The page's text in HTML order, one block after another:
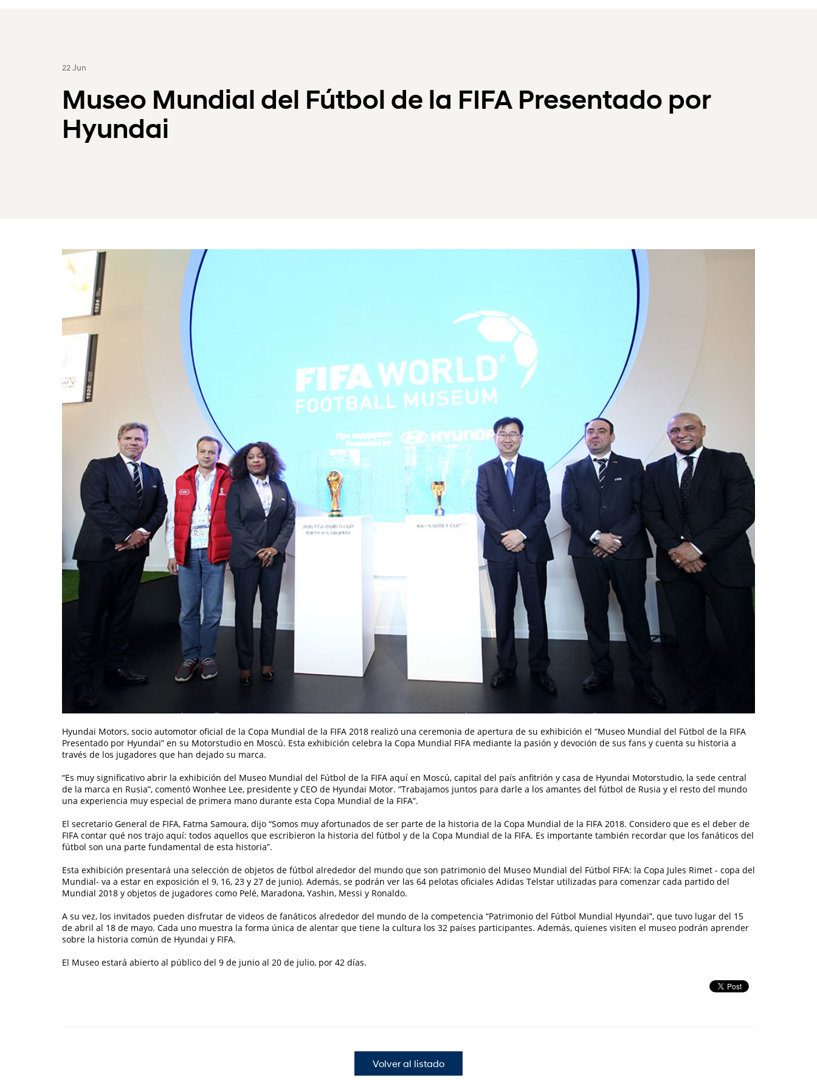
22 Jun
Museo Mundial del Fútbol de la FIFA Presentado por
Hyundai
Hyundai Motors, socio automotor oficial de la Copa Mundial de la FIFA 2018 realizó una ceremonia de apertura de su exhibición el “Museo Mundial del Fútbol de la FIFA
Presentado por Hyundai” en su Motorstudio en Moscú. Esta exhibición celebra la Copa Mundial FIFA mediante la pasión y devoción de sus fans y cuenta su historia a
través de los jugadores que han dejado su marca.
“Es muy significativo abrir la exhibición del Museo Mundial del Fútbol de la FIFA aquí en Moscú, capital del país anfitrión y casa de Hyundai Motorstudio, la sede central
de la marca en Rusia”, comentó Wonhee Lee, presidente y CEO de Hyundai Motor. “Trabajamos juntos para darle a los amantes del fútbol de Rusia y el resto del mundo
una experiencia muy especial de primera mano durante esta Copa Mundial de la FIFA”.
El secretario General de FIFA, Fatma Samoura, dijo “Somos muy afortunados de ser parte de la historia de la Copa Mundial de la FIFA 2018. Considero que es el deber de
FIFA contar qué nos trajo aquí: todos aquellos que escribieron la historia del fútbol y de la Copa Mundial de la FIFA. Es importante también recordar que los fanáticos del
fútbol son una parte fundamental de esta historia”.
Esta exhibición presentará una selección de objetos de fútbol alrededor del mundo que son patrimonio del Museo Mundial del Fútbol FIFA: la Copa Jules Rimet - copa del
Mundial- va a estar en exposición el 9, 16, 23 y 27 de junio). Además, se podrán ver las 64 pelotas oficiales Adidas Telstar utilizadas para comenzar cada partido del
Mundial 2018 y objetos de jugadores como Pelé, Maradona, Yashin, Messi y Ronaldo.
A su vez, los invitados pueden disfrutar de videos de fanáticos alrededor del mundo de la competencia “Patrimonio del Fútbol Mundial Hyundai”, que tuvo lugar del 15
de abril al 18 de mayo. Cada uno muestra la forma única de alentar que tiene la cultura los 32 países participantes. Además, quienes visiten el museo podrán aprender
sobre la historia común de Hyundai y FIFA.
El Museo estará abierto al público del 9 de junio al 20 de julio, por 42 días.
Volver al listado